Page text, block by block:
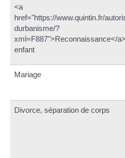
<a
href="https://www.quintin.fr/
durbanisme/?
xml=F887">Reconnaissance</
enfant
Mariage
Divorce, séparation de corps